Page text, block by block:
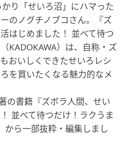
り「せいろ沼」にハマった
のノグチノブコさん。『ズ
はじめました！ 並べて待つ
KADOKAWA）は、自称・ズ
おいしくできたせいろレシ
を買いたくなる魅力的なメ
の書籍『ズボラ人間、せい
並べて待つだけ！ラクうま
から一部抜粋・編集しまし